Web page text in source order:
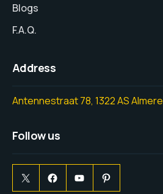
Blogs
F.A.Q.
Address
Antennestraat 78, 1322 AS Almere
Follow us